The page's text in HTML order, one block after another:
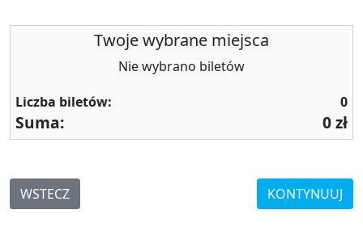
Twoje wybrane miejsca
Nie wybrano biletów
Liczba biletów:
0
Suma: 0 zł
WSTECZ KONTYNUUJ